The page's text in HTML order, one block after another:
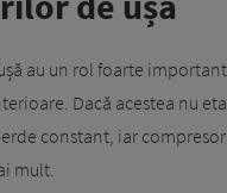
au un rol foarte
Dacă acestea nu
constant, iar
mult.